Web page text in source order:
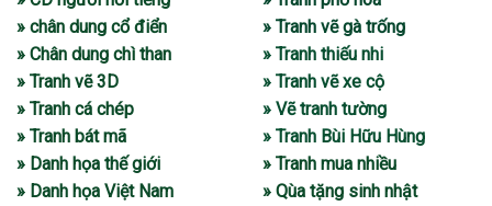
» chân dung cổ điển
» Chân dung chì than
» Tranh vẽ 3D
» Tranh cá chép
» Tranh bát mã
» Danh họa thế giới
» Danh họa Việt Nam
» Tranh vẽ gà trống
» Tranh thiếu nhi
» Tranh vẽ xe cộ
» Vẽ tranh tường
» Tranh Bùi Hữu Hùng
» Tranh mua nhiều
» Qùa tặng sinh nhật